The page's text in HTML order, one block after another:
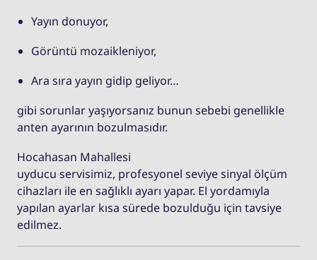
Yayın donuyor,
Görüntü mozaikleniyor,
Ara sıra yayın gidip geliyor…
gibi sorunlar yaşıyorsanız bunun sebebi genellikle
anten ayarının bozulmasıdır.
Hocahasan Mahallesi
uyducu servisimiz, profesyonel seviye sinyal ölçüm
cihazları ile en sağlıklı ayarı yapar. El yordamıyla
yapılan ayarlar kısa sürede bozulduğu için tavsiye
edilmez.